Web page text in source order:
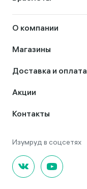
О компании
Магазины
Доставка и оплата
Акции
Контакты